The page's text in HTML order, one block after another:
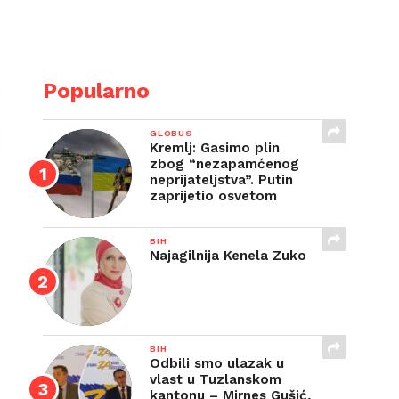
Popularno
GLOBUS
Kremlj: Gasimo plin
zbog “nezapamćenog
neprijateljstva”. Putin
zaprijetio osvetom
BIH
Najagilnija Kenela Zuko
BIH
Odbili smo ulazak u
vlast u Tuzlanskom
kantonu – Mirnes Gušić,